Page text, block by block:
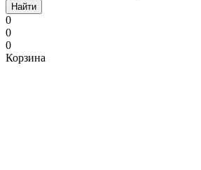
Найти
0
0
0
Корзина